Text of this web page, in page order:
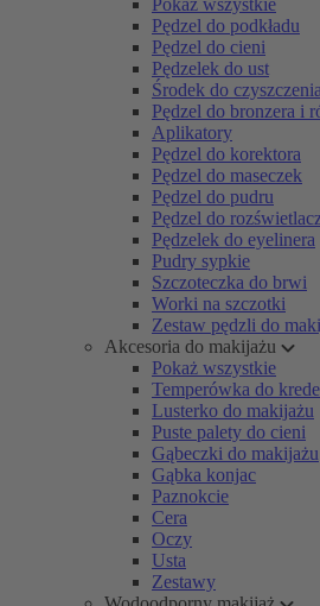
Pokaż wszystkie
Pędzel do podkładu
Pędzel do cieni
Pędzelek do ust
Środek do
Pędzel do bronzera i
Aplikatory
Pędzel do korektora
Pędzel do maseczek
Pędzel do pudru
Pędzel do
Pędzelek do eyelinera
Pudry sypkie
Szczoteczka do brwi
Worki na szczotki
Zestaw pędzli do
Akcesoria do makijażu
Pokaż wszystkie
Temperówka do
Lusterko do makijażu
Puste palety do cieni
Gąbeczki do makijażu
Gąbka konjac
Paznokcie
Cera
Oczy
Usta
Zestawy